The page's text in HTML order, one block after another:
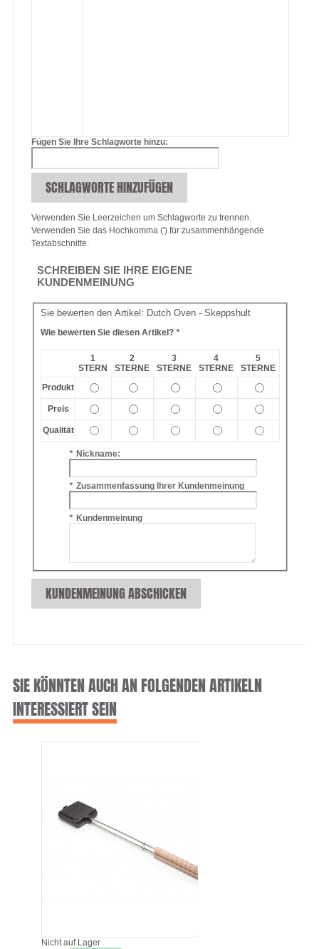
Fügen Sie Ihre Schlagworte hinzu:
SCHLAGWORTE HINZUFÜGEN
Verwenden Sie Leerzeichen um Schlagworte zu trennen.
Verwenden Sie das Hochkomma (') für zusammenhängende
Textabschnitte.
SCHREIBEN SIE IHRE EIGENE
KUNDENMEINUNG
Sie bewerten den Artikel: Dutch Oven - Skeppshult
Wie bewerten Sie diesen Artikel? *
1
STERN
2
STERNE
3
STERNE
4
STERNE
5
STERNE
Produkt
Preis
Qualität
* Nickname:
* Zusammenfassung Ihrer Kundenmeinung
* Kundenmeinung
KUNDENMEINUNG ABSCHICKEN
SIE KÖNNTEN AUCH AN FOLGENDEN ARTIKELN
INTERESSIERT SEIN
Nicht auf Lager